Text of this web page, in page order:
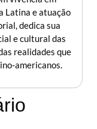
Latina e atuação
dedica sua
e cultural das
realidades que
americanos.